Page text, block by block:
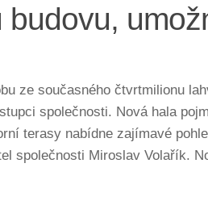
ze současného čtvrtmilionu
společnosti. Nová hala
terasy nabídne zajímavé
společnosti Miroslav Volařík.